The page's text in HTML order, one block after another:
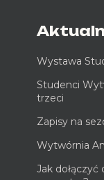
Wystawa
Studenci
trzeci
Zapisy na
Wytwórnia
Jak